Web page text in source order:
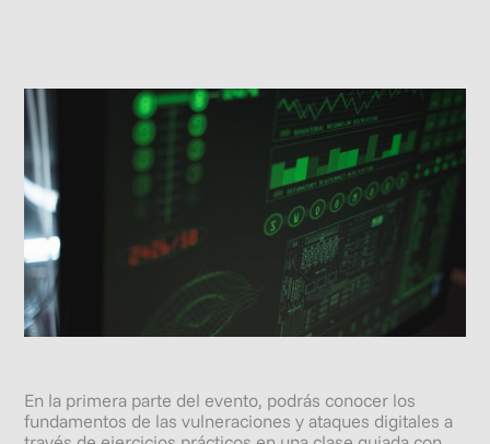
En la primera parte del evento, podrás conocer los
fundamentos de las vulneraciones y ataques digitales a